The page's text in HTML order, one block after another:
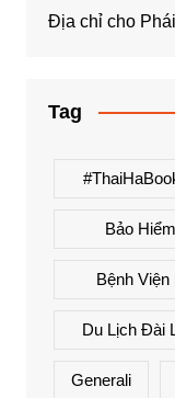
Địa chỉ cho
Tag
Bảo
Bệnh Viện
Du Lịch Đài
Generali